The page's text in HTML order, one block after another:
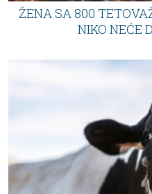
ŽENA SA 800
NIKO NEĆE